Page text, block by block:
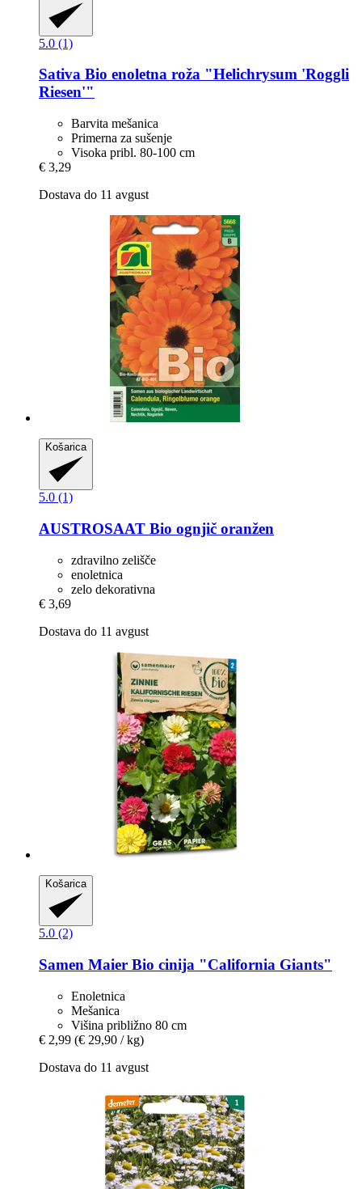
5.0 (1)
Sativa Bio enoletna roža "Helichrysum 'Roggli
Riesen'"
Barvita mešanica
Primerna za sušenje
Visoka pribl. 80-100 cm
€ 3,29
Dostava do 11 avgust
Košarica
5.0 (1)
AUSTROSAAT Bio ognjič oranžen
zdravilno zelišče
enoletnica
zelo dekorativna
€ 3,69
Dostava do 11 avgust
Košarica
5.0 (2)
Samen Maier Bio cinija "California Giants"
Enoletnica
Mešanica
Višina približno 80 cm
€ 2,99 (€ 29,90 / kg)
Dostava do 11 avgust